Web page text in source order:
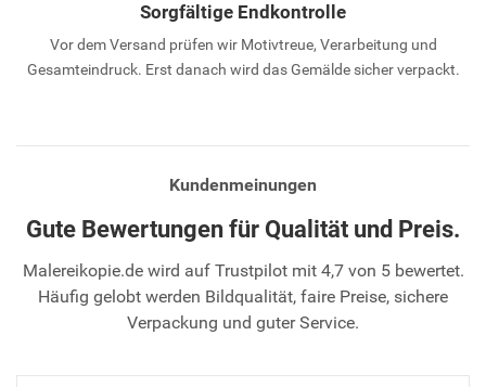
Sorgfältige Endkontrolle
Vor dem Versand prüfen wir Motivtreue, Verarbeitung und
Gesamteindruck. Erst danach wird das Gemälde sicher verpackt.
Kundenmeinungen
Gute Bewertungen für Qualität und Preis.
Malereikopie.de wird auf Trustpilot mit 4,7 von 5 bewertet.
Häufig gelobt werden Bildqualität, faire Preise, sichere
Verpackung und guter Service.